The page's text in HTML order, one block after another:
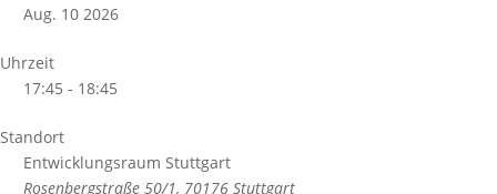
Aug. 10 2026
Uhrzeit
17:45 - 18:45
Standort
Entwicklungsraum Stuttgart
Rosenbergstraße 50/1, 70176 Stuttgart